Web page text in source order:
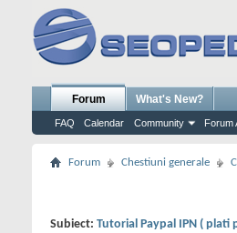
Forum
FAQ Calendar Community Forum
What's New?
Forum Chestiuni generale
Subiect: Tutorial Paypal IPN ( plati